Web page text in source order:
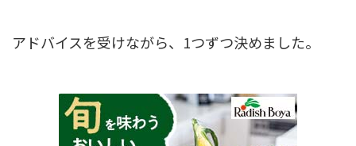
アドバイスを受けながら、1つずつ決めました。